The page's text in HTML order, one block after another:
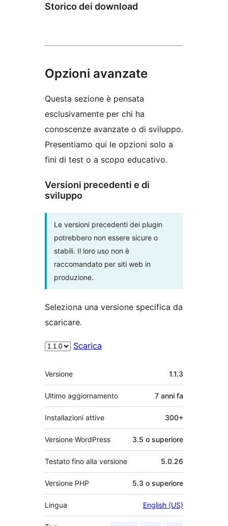
Storico dei download
Opzioni avanzate
Questa sezione è pensata
esclusivamente per chi ha
conoscenze avanzate o di sviluppo.
Presentiamo qui le opzioni solo a
fini di test o a scopo educativo.
Versioni precedenti e di
sviluppo
Le versioni precedenti dei plugin
potrebbero non essere sicure o
stabili. Il loro uso non è
raccomandato per siti web in
produzione.
Seleziona una versione specifica da
scaricare.
Scarica
Meta
Versione 1.1.3
Ultimo aggiornamento 7 anni fa
Installazioni attive 300+
Versione WordPress 3.5 o superiore
Testato fino alla versione 5.0.26
Versione PHP 5.3 o superiore
Lingua English (US)